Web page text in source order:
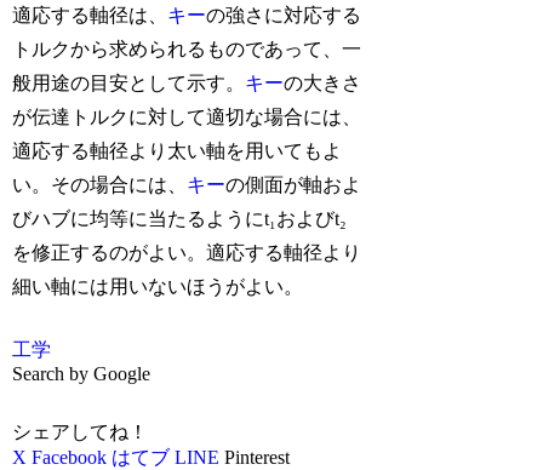
適応する軸径は、 キーの強さに対応する
トルクから求められるものであって、一
般用途の目安として示す。 キーの大きさ
が伝達トルクに対して適切な場合には、
適応する軸径より太い軸を用いてもよ
い。その場合には、 キーの側面が軸およ
びハブに均等に当たるようにt₁およびt₂
を修正するのがよい。適応する軸径より
細い軸には用いないほうがよい。
工学
Search by Google
シェアしてね！
X Facebook はてブ LINE Pinterest